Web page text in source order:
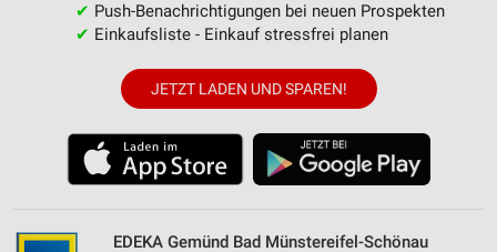
✔ Push-Benachrichtigungen bei neuen Prospekten
✔ Einkaufsliste - Einkauf stressfrei planen
JETZT LADEN UND SPAREN!
EDEKA Gemünd Bad Münstereifel-Schönau